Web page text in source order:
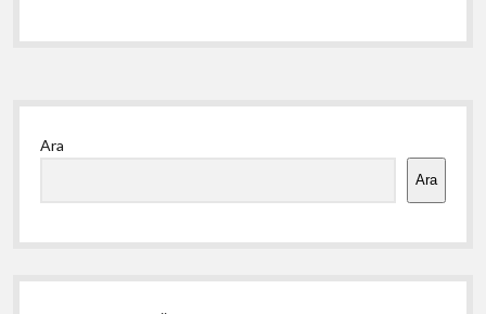
Yan
Menü
Ara
Ara